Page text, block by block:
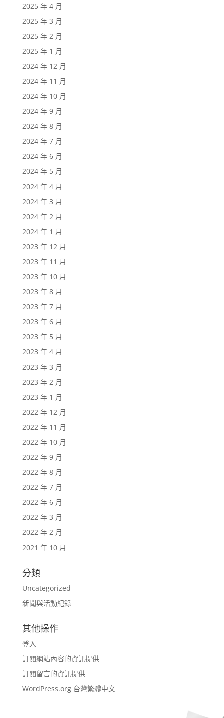
2025 年 4 月
2025 年 3 月
2025 年 2 月
2025 年 1 月
2024 年 12 月
2024 年 11 月
2024 年 10 月
2024 年 9 月
2024 年 8 月
2024 年 7 月
2024 年 6 月
2024 年 5 月
2024 年 4 月
2024 年 3 月
2024 年 2 月
2024 年 1 月
2023 年 12 月
2023 年 11 月
2023 年 10 月
2023 年 8 月
2023 年 7 月
2023 年 6 月
2023 年 5 月
2023 年 4 月
2023 年 3 月
2023 年 2 月
2023 年 1 月
2022 年 12 月
2022 年 11 月
2022 年 10 月
2022 年 9 月
2022 年 8 月
2022 年 7 月
2022 年 6 月
2022 年 3 月
2022 年 2 月
2021 年 10 月
分類
Uncategorized
新聞與活動紀錄
其他操作
登入
訂閱網站內容的資訊提供
訂閱留言的資訊提供
WordPress.org 台灣繁體中文